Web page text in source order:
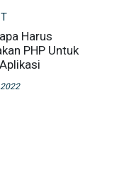
Harus
PHP Untuk